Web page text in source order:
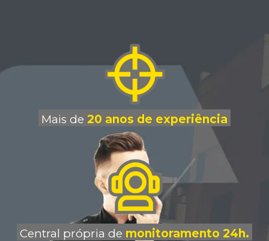
Mais de 20 anos de experiência
Central própria de monitoramento 24h.